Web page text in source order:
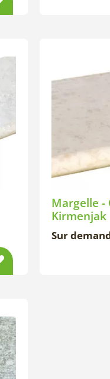
Margelle -
Kirmenjak
Sur